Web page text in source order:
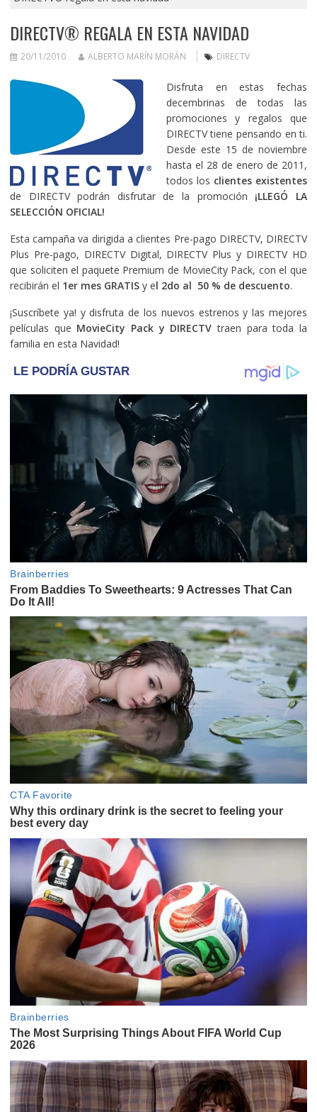
DIRECTV® REGALA EN ESTA NAVIDAD
20/11/2010 ALBERTO MARÍN MORÁN DIRECTV
Disfruta en estas fechas
decembrinas de todas las
promociones y regalos que
DIRECTV tiene pensando en ti.
Desde este 15 de noviembre
hasta el 28 de enero de 2011,
todos los clientes existentes
de DIRECTV podrán disfrutar de la promoción ¡LLEGÓ LA
SELECCIÓN OFICIAL!
Esta campaña va dirigida a clientes Pre-pago DIRECTV, DIRECTV
Plus Pre-pago, DIRECTV Digital, DIRECTV Plus y DIRECTV HD
que soliciten el paquete Premium de MovieCity Pack, con el que
recibirán el 1er mes GRATISy el 2do al 50 % de descuento.
¡Suscríbete ya! y disfruta de los nuevos estrenos y las mejores
películas que MovieCity Pack y DIRECTVtraen para toda la
familia en esta Navidad!